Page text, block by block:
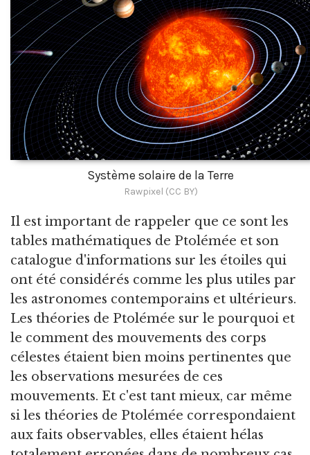
Système solaire de la Terre
Rawpixel (CC BY)
Il est important de rappeler que ce sont les
tables mathématiques de Ptolémée et son
catalogue d'informations sur les étoiles qui
ont été considérés comme les plus utiles par
les astronomes contemporains et ultérieurs.
Les théories de Ptolémée sur le pourquoi et
le comment des mouvements des corps
célestes étaient bien moins pertinentes que
les observations mesurées de ces
mouvements. Et c'est tant mieux, car même
si les théories de Ptolémée correspondaient
aux faits observables, elles étaient hélas